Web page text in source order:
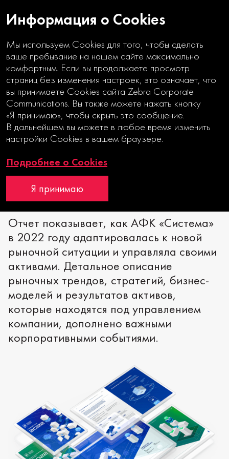
ОКНО ВОЗМОЖНОСТЕЙ
Годовой отчет
Отчет об устойчивом развитии
Отчет показывает, как АФК «Система»
в 2022 году адаптировалась к новой
рыночной ситуации и управляла своими
активами. Детальное описание
рыночных трендов, стратегий, бизнес-
моделей и результатов активов,
которые находятся под управлением
компании, дополнено важными
корпоративными событиями.
Информация о Cookies
Мы используем Cookies для того, чтобы сделать
ваше пребывание на нашем сайте максимально
комфортным. Если вы продолжаете просмотр
страниц без изменения настроек, это означает, что
вы принимаете Cookies сайта Zebra Corporate
Communications. Вы также можете нажать кнопку
«Я принимаю», чтобы скрыть это сообщение.
В дальнейшем вы можете в любое время изменить
настройки Cookies в вашем браузере.
Подробнее о Cookies
Я принимаю